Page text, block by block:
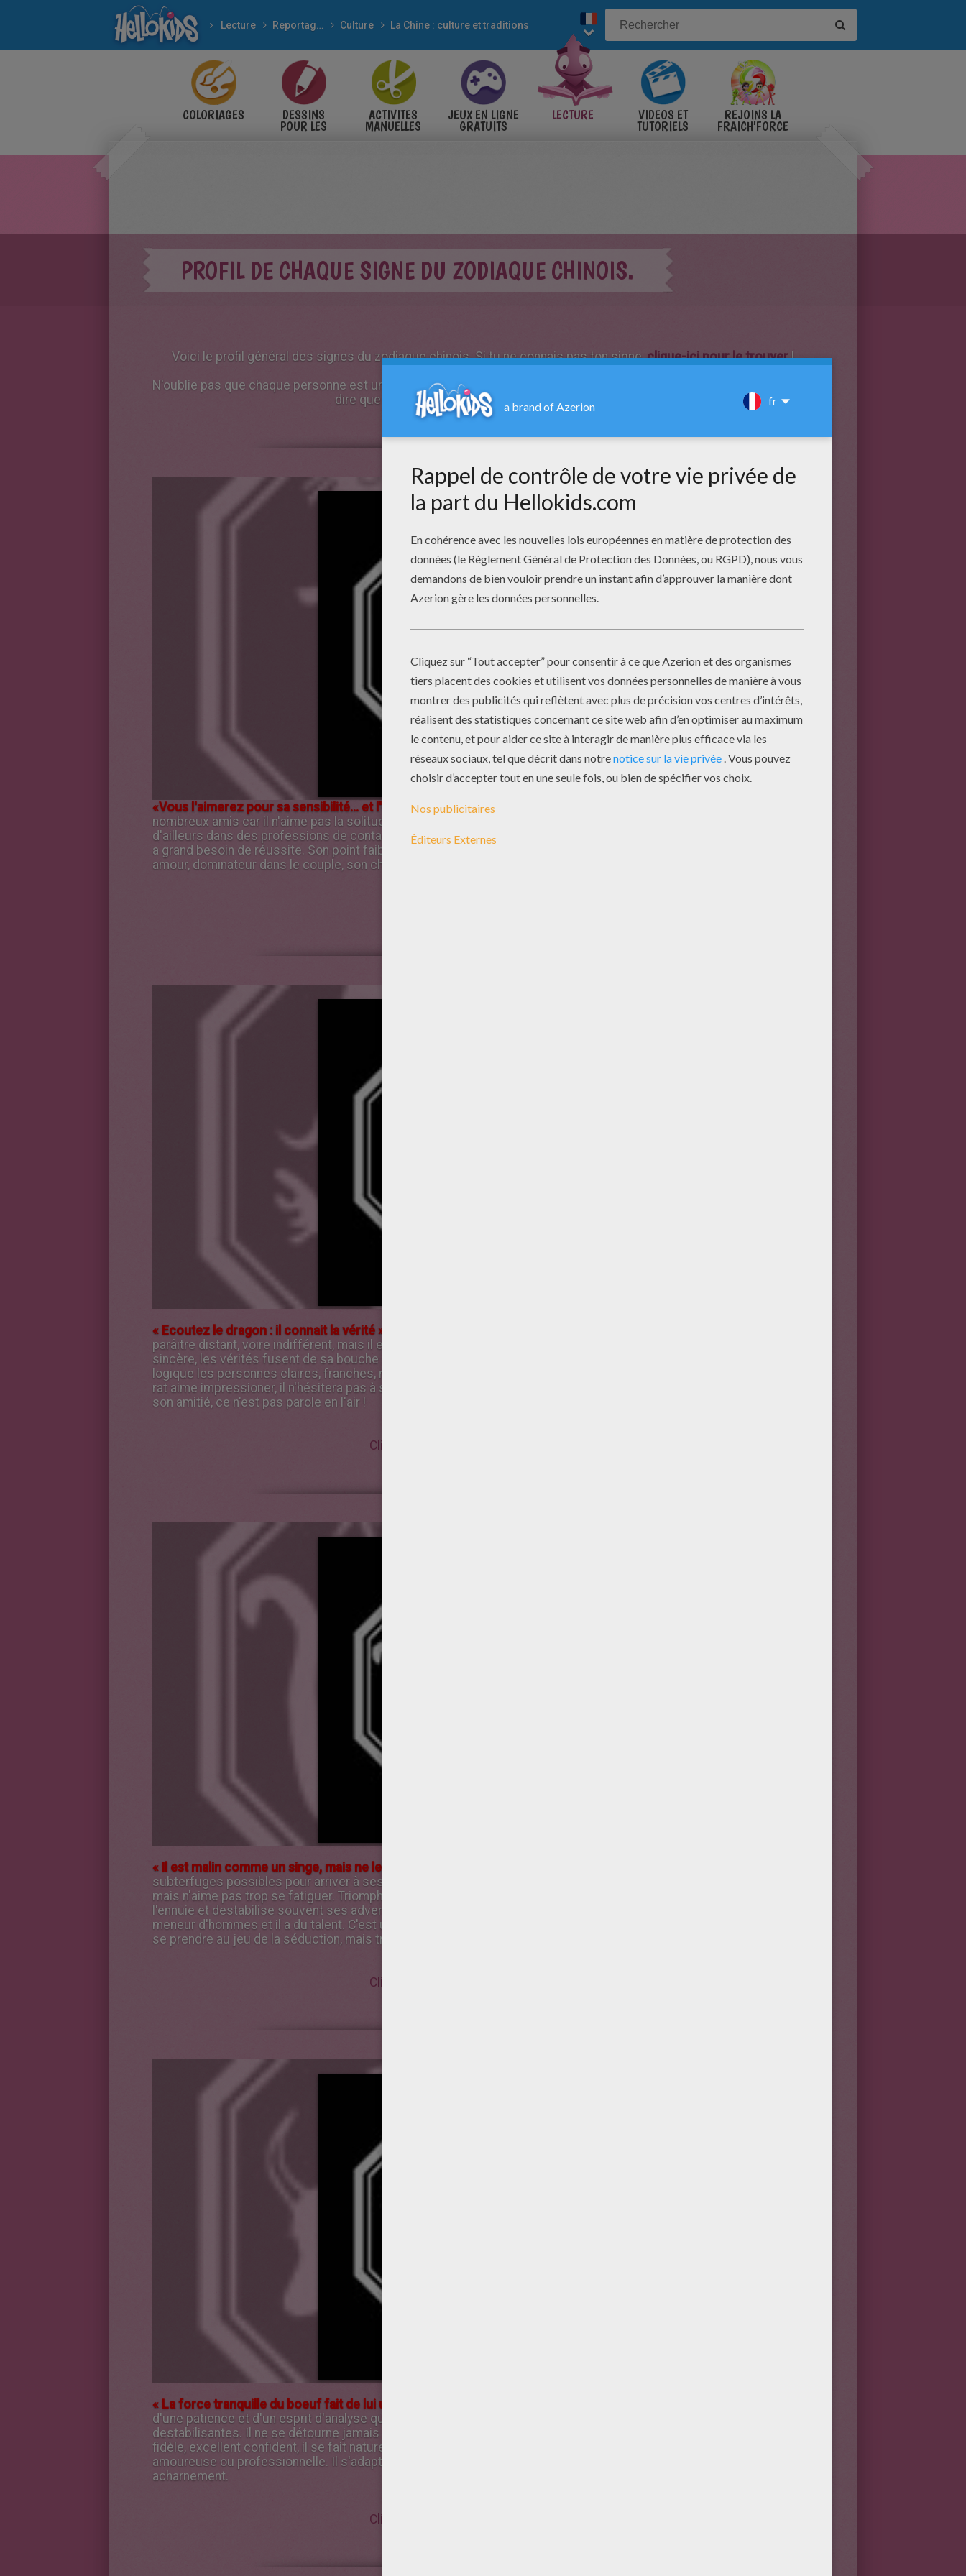
Lecture Reportages Culture La Chine : culture et traditions
COLORIAGES DESSINS
POUR LES
ACTIVITES
MANUELLES
JEUX EN LIGNE
GRATUITS
LECTURE VIDÉOS ET
TUTORIELS
REJOINS LA
FRAICH'FORCE
PROFIL DE CHAQUE SIGNE DU ZODIAQUE CHINOIS.
Voici le profil général des signes du zodiaque chinois. Si tu ne connais pas ton signe,clique-ici pour le trouver!
N'oublie pas que chaque personne est unique et que les descriptions ci-dessous sont générales, elles ne veulent pas
dire que tu es exactement tel que le signe est décrit.
«Vous l'aimerez pour sa sensibilité... et l'excuserez pour ses petites colères»
nombreux amis car il n'aime pas la solitude. Il a une grande sensibilité artistique et une bonne intuition. Il s'épanouit
d'ailleurs dans des professions de contact avec les gens ou les domaines créatifs et de loisirs. Il est persévérant et
a grand besoin de réussite. Son point faible ? Des colères terribles, bien qu'il ne soit pas rancunier...Sentimental en
amour, dominateur dans le couple, son charme est incontestable !
« Ecoutez le dragon : il connait la vérité »
parâitre distant, voire indifférent, mais il est pourtant généreux et attentionné envers ses proches. Rigoureux, honnête,
sincère, les vérités fusent de sa bouche sans trop se soucier de l'effet qu'elles produiront. Il apprécie en toute
logique les personnes claires, franches, même si elles ne partagent pas les mêmes points de vue que lui. Comme le
rat aime impressioner, il n'hésitera pas à se lancer dans des missions importantes. Lorsqu'il accorde son amour ou
son amitié, ce n'est pas parole en l'air !
Clique-ici pour colorier ton signe chinois!
« Il est malin comme un singe, mais ne le jugez pas trop vite ! »
subterfuges possibles pour arriver à ses fins ! Beau parleur, entreprenant, malin, parfois culoté, il réussit souvent
mais n'aime pas trop se fatiguer. Triompher sans trop d'efforts, telle est sa devise! Il n'aime pas le conformisme qui
l'ennuie et destabilise souvent ses adversaires par ses choix inattendus et originaux. C'est en général un excellent
meneur d'hommes et il a du talent. C'est un personnage complexe, qu'il ne faudra pas juger trop vite. En amour il aime
se prendre au jeu de la séduction, mais très altruiste il donne autant que ce qu'il reçoit.
Clique-ici pour colorier ton signe chinois!
« La force tranquille du boeuf fait de lui un ami merveilleux »
d'une patience et d'un esprit d'analyse qui lui permettent de faire face à toutes les situations, même les plus
destabilisantes. Il ne se détourne jamais ses buts, même s'il lui faut plusieurs années pour les atteindre. Honnête,
fidèle, excellent confident, il se fait naturellement beaucoup d'amis. Il a besoin de sécurité et de stabilité dans sa vie
amoureuse ou professionnelle. Il s'adapte très facilement à toutes les formes de travail et s'impliquera avec
acharnement.
Clique-ici pour colorier ton signe chinois!